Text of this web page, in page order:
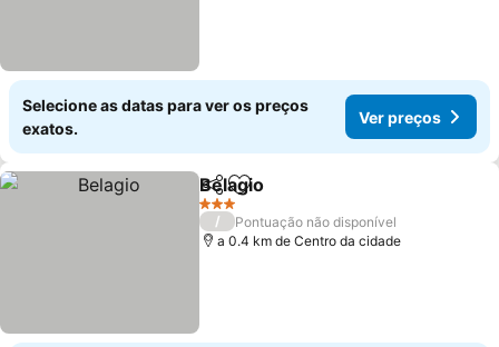
Selecione as datas para ver os preços
exatos.
Ver preços
PartilharAdicionar aos favoritos
Belagio
3 Estrelas
/
Pontuação não disponível
a 0.4 km de Centro da cidade